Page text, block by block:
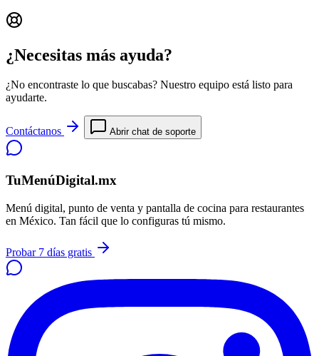
¿Necesitas más ayuda?
¿No encontraste lo que buscabas? Nuestro equipo está listo para
ayudarte.
Contáctanos Abrir chat de soporte
TuMenúDigital.mx
Menú digital, punto de venta y pantalla de cocina para restaurantes
en México. Tan fácil que lo configuras tú mismo.
Probar 7 días gratis